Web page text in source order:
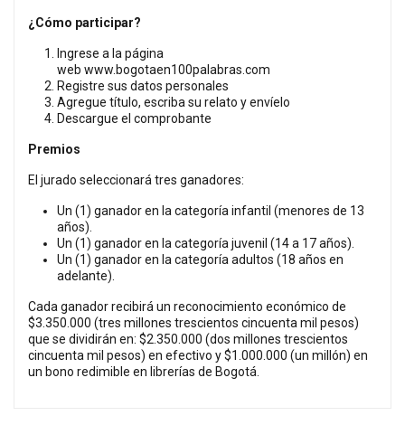
¿Cómo participar?
Ingrese a la página
web www.bogotaen100palabras.com
Registre sus datos personales
Agregue título, escriba su relato y envíelo
Descargue el comprobante
Premios
El jurado seleccionará tres ganadores:
Un (1) ganador en la categoría infantil (menores de 13
años).
Un (1) ganador en la categoría juvenil (14 a 17 años).
Un (1) ganador en la categoría adultos (18 años en
adelante).
Cada ganador recibirá un reconocimiento económico de
$3.350.000 (tres millones trescientos cincuenta mil pesos)
que se dividirán en: $2.350.000 (dos millones trescientos
cincuenta mil pesos) en efectivo y $1.000.000 (un millón) en
un bono redimible en librerías de Bogotá.